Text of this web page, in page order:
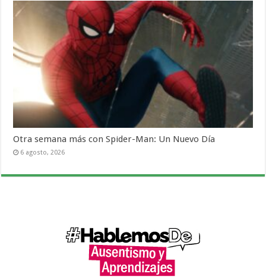
Otra semana más con Spider-Man: Un Nuevo Día
6 agosto, 2026